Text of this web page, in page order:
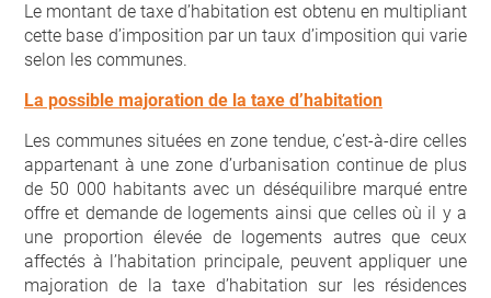
Le montant de taxe d’habitation est obtenu en multipliant
cette base d’imposition par un taux d’imposition qui varie
selon les communes.
La possible majoration de la taxe d’habitation
Les communes situées en zone tendue, c’est-à-dire celles
appartenant à une zone d’urbanisation continue de plus
de 50 000 habitants avec un déséquilibre marqué entre
offre et demande de logements ainsi que celles où il y a
une proportion élevée de logements autres que ceux
affectés à l’habitation principale, peuvent appliquer une
majoration de la taxe d’habitation sur les résidences